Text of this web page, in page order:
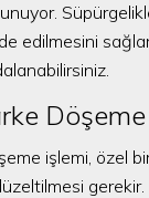
edilmesini
işlemi, özel